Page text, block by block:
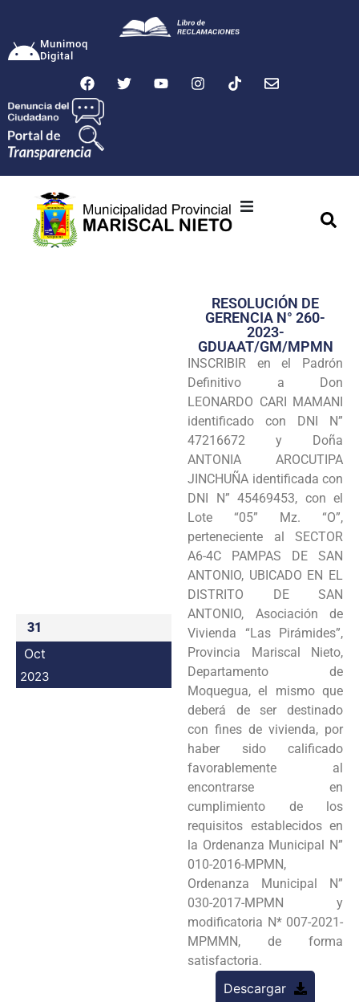
Munimoq
Digital
Transparencia
Seguridad
Programas
Intranet
31
Oct
2023
RESOLUCIÓN DE
GERENCIA N° 260-
2023-
GDUAAT/GM/MPMN
INSCRIBIR en el Padrón
Definitivo a Don
LEONARDO CARI MAMANI
identificado con DNI N”
47216672 y Doña
ANTONIA AROCUTIPA
JINCHUÑA identificada con
DNI N” 45469453, con el
Lote “05” Mz. “O”,
perteneciente al SECTOR
A6-4C PAMPAS DE SAN
ANTONIO, UBICADO EN EL
DISTRITO DE SAN
ANTONIO, Asociación de
Vivienda “Las Pirámides”,
Provincia Mariscal Nieto,
Departamento de
Moquegua, el mismo que
deberá de ser destinado
con fines de vivienda, por
haber sido calificado
favorablemente al
encontrarse en
cumplimiento de los
requisitos establecidos en
la Ordenanza Municipal N”
010-2016-MPMN,
Ordenanza Municipal N”
030-2017-MPMN y
modificatoria N* 007-2021-
MPMMN, de forma
satisfactoria.
Descargar